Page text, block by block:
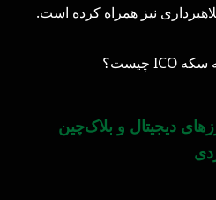
نیز همراه کرده است.
دیجیتال و بلاک‌چین